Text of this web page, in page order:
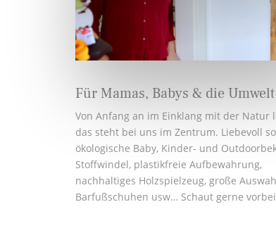
Für Mamas, Babys & die Umwelt
Von Anfang an im Einklang mit der Natur
das steht bei uns im Zentrum. Liebevoll
ökologische Baby, Kinder- und
Stoffwindel, plastikfreie Aufbewahrung,
nachhaltiges Holzspielzeug, große
Barfußschuhen usw… Schaut gerne